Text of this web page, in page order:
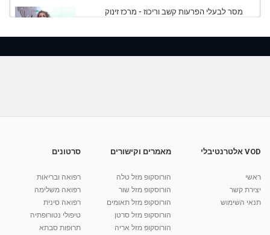
מסר לבעלי הפרעות קשב וריכוז - מרכז זינוק
מהי הפרעת קשב וריכוז? - מרכז זינוק
06:11
מהו הקשר בין הפרעות קשב לבעיות שינה ? מרכז
מאת
10:17
קרין גורן - העוגה המתגלצ’ת ללא קמח
38.5k צפיות
VOD אלטרנטיבלי
ראשי
יצירת קשר
תנאי השימוש
מאמרים וקישורים
הורוסקופ מזל טלה
הורוסקופ מזל שור
הורוסקופ מזל תאומים
הורוסקופ מזל סרטן
הורוסקופ מזל אריה
סרטונים
רפואה ובריאות
רפואה משלימה
רפואה סינית
טיפולי נטורופתיה
תרופות סבתא